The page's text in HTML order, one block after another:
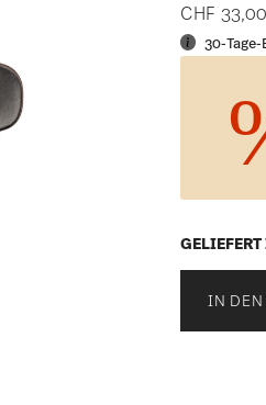
CHF
30-
IN DEN